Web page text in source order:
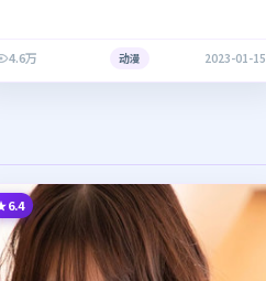
4.6万 动漫 2023-01-15
6.4